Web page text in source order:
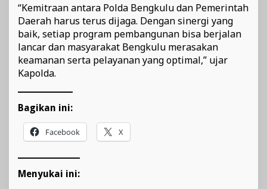
“Kemitraan antara Polda Bengkulu dan Pemerintah
Daerah harus terus dijaga. Dengan sinergi yang
baik, setiap program pembangunan bisa berjalan
lancar dan masyarakat Bengkulu merasakan
keamanan serta pelayanan yang optimal,” ujar
Kapolda.
Bagikan ini:
Facebook X
Menyukai ini: